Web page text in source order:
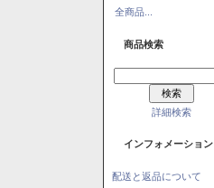
全商品...
商品検索
詳細検索
インフォメーション
配送と返品について